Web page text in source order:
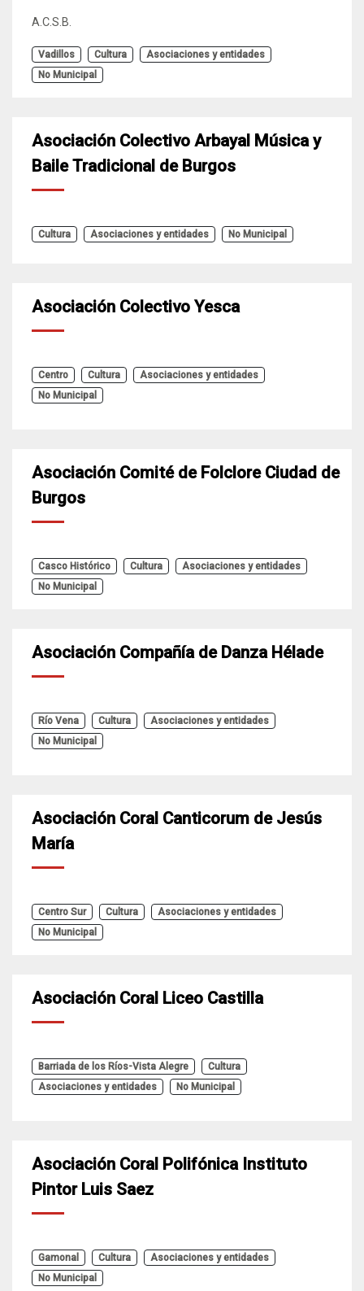
A.C.S.B.
Vadillos Cultura
Asociaciones y entidades
No Municipal
Asociación Colectivo Arbayal Música y
Baile Tradicional de Burgos
Cultura Asociaciones y entidades No Municipal
Asociación Colectivo Yesca
Centro Cultura
Asociaciones y entidades
No Municipal
Asociación Comité de Folclore Ciudad de
Burgos
Casco Histórico Cultura
Asociaciones y entidades
No Municipal
Asociación Compañía de Danza Hélade
Río Vena Cultura
Asociaciones y entidades
No Municipal
Asociación Coral Canticorum de Jesús
María
Centro Sur Cultura
Asociaciones y entidades
No Municipal
Asociación Coral Liceo Castilla
Barriada de los Ríos-Vista Alegre
Cultura
Asociaciones y entidades
No Municipal
Asociación Coral Polifónica Instituto
Pintor Luis Saez
Gamonal Cultura
Asociaciones y entidades
No Municipal